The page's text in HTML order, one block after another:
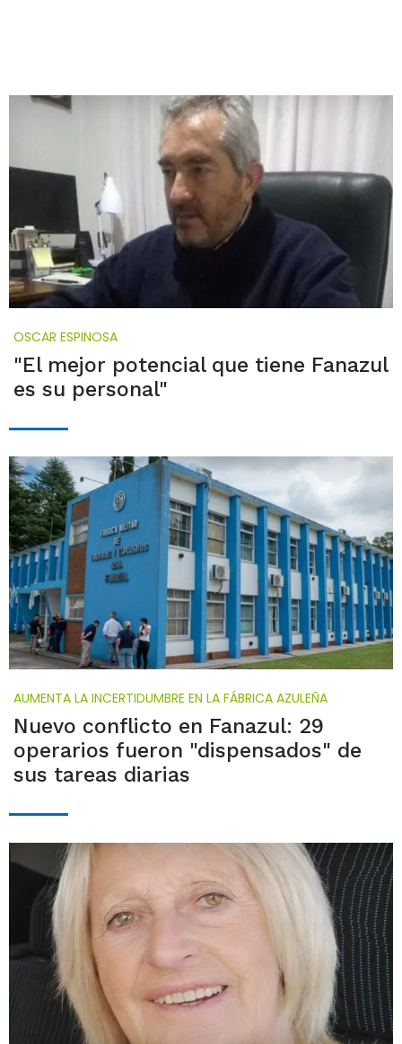
OSCAR ESPINOSA
"El mejor potencial que tiene Fanazul
es su personal"
AUMENTA LA INCERTIDUMBRE EN LA FÁBRICA AZULEÑA
Nuevo conflicto en Fanazul: 29
operarios fueron "dispensados" de
sus tareas diarias